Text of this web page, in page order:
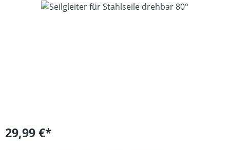
Bildergalerie überspringen
29,99 €*